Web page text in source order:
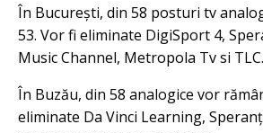
În București, din 58 posturi tv
53. Vor fi eliminate DigiSport 4,
Music Channel, Metropola Tv si TLC.
În Buzău, din 58 analogice vor
eliminate Da Vinci Learning,